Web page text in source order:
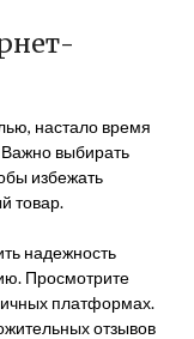
настало время
Важно выбирать
избежать
товар.
надежность
Просмотрите
платформах.
отзывов